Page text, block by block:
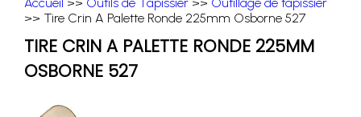
>> Tire Crin A Palette Ronde 225mm Osborne 527
TIRE CRIN A PALETTE RONDE 225MM
OSBORNE 527